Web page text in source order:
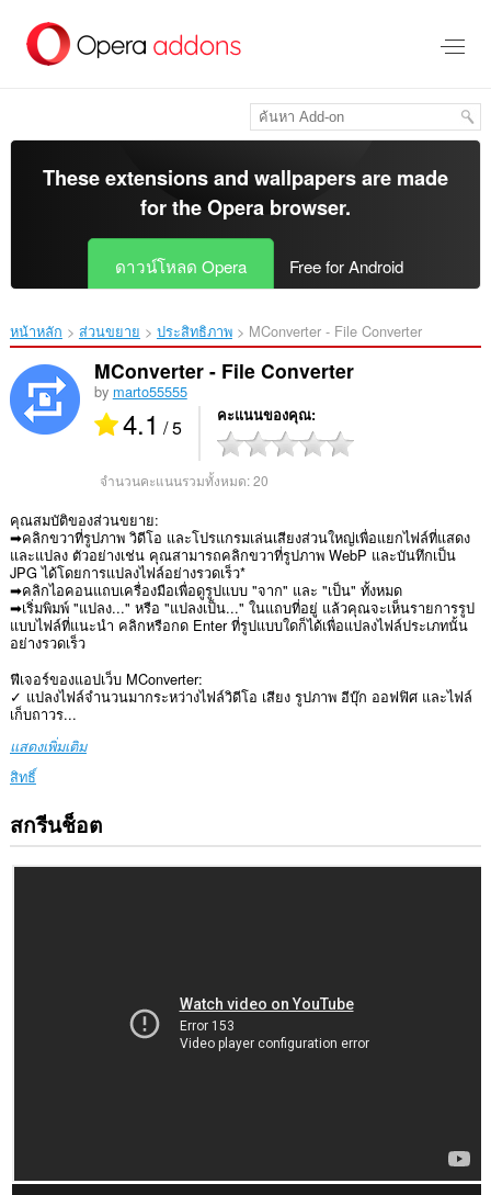
These extensions and wallpapers are made
for theOpera browser.
ดาวน์โหลด Opera Free for Android
หน้าหลัก ส่วนขยาย ประสิทธิภาพ MConverter - File Converter‎
MConverter - File Converter
by marto55555
4.1 / 5 คะแนนของคุณ
จำนวนคะแนนรวมทั้งหมด:20
คุณสมบัติของส่วนขยาย:
➡คลิกขวาที่รูปภาพ วิดีโอ และโปรแกรมเล่นเสียงส่วนใหญ่เพื่อแยกไฟล์ที่แสดง
และแปลง ตัวอย่างเช่น คุณสามารถคลิกขวาที่รูปภาพ WebP และบันทึกเป็น
JPG ได้โดยการแปลงไฟล์อย่างรวดเร็ว*
➡คลิกไอคอนแถบเครื่องมือเพื่อดูรูปแบบ "จาก" และ "เป็น" ทั้งหมด
➡เริ่มพิมพ์ "แปลง..." หรือ "แปลงเป็น..." ในแถบที่อยู่ แล้วคุณจะเห็นรายการรูป
แบบไฟล์ที่แนะนำ คลิกหรือกด Enter ที่รูปแบบใดก็ได้เพื่อแปลงไฟล์ประเภทนั้น
อย่างรวดเร็ว
ฟีเจอร์ของแอปเว็บ MConverter:
✓ แปลงไฟล์จำนวนมากระหว่างไฟล์วิดีโอ เสียง รูปภาพ อีบุ๊ก ออฟฟิศ และไฟล์
เก็บถาวร...
แสดงเพิ่มเติม
สิทธิ์
ส่วน
ขยาย
สกรีนช็อต